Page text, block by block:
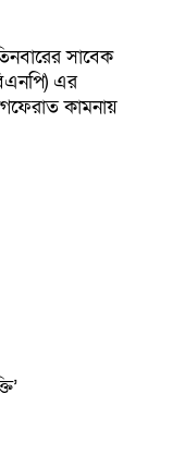
সাবেক
এর
কামনায়